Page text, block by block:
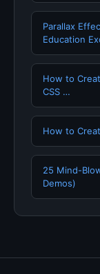
Parallax
Education
How to
CSS …
How to
25 Mind-
Demos)